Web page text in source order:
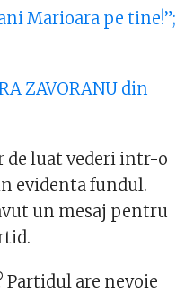
Marioara pe tine!”;
ZAVORANU din
de luat vederi intr-o
evidenta fundul.
un mesaj pentru
Partidul are nevoie